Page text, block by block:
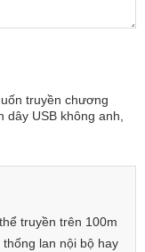
truyền chương
dây USB không anh,
truyền trên 100m
lan nội bộ hay